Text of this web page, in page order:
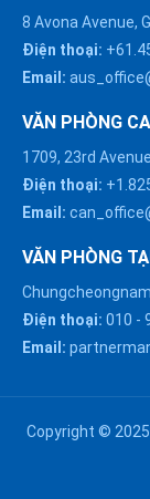
8 Avona Avenue,
Điện thoại:
Email:
VĂN PHÒNG
1709, 23rd
Điện thoại:
Email:
VĂN PHÒNG
Điện thoại: 010 -
Email:
Copyright © 2025